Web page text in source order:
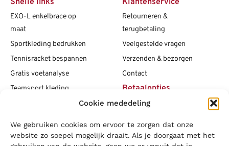
Cookie mededeling
We gebruiken cookies om ervoor te zorgen dat onze
website zo soepel mogelijk draait. Als je doorgaat met het
EXO-L enkelbrace op
maat
Sportkleding bedrukken
Tennisracket bespannen
Gratis voetanalyse
Teamsport kleding
Vacatures
Retourneren &
terugbetaling
Veelgestelde vragen
Verzenden & bezorgen
Contact
Betaalopties
Social media